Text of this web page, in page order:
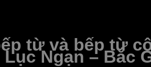
từ và bếp từ
Lục Ngạn – Bắc